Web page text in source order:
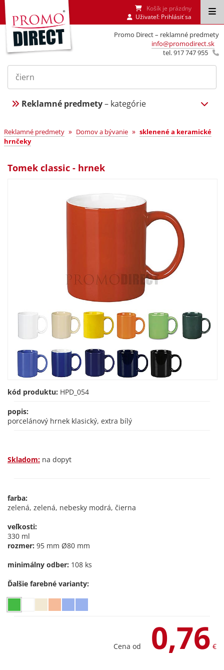
Promo Direct – reklamné predmety
info@promodirect.sk
tel. 917 747 955
Košík je prázdny
Uživateľ: Prihlásiť sa
Reklamné predmety– kategórie
Reklamné predmety » Domov a bývanie » sklenené a keramické
hrnčeky
Tomek classic - hrnek
kód produktu: HPD_054
popis:
porcelánový hrnek klasický, extra bílý
Skladom: na dopyt
farba:
zelená, zelená, nebesky modrá, čierna
veľkosti:
330 ml
rozmer: 95 mm Ø80 mm
minimálny odber: 108 ks
Ďalšie farebné varianty:
Cena od 0,76 €